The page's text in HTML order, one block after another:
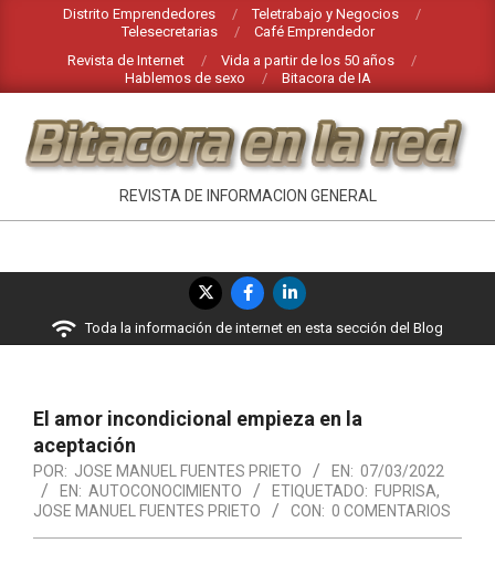
contenido
Distrito Emprendedores
Teletrabajo y Negocios
Telesecretarias
Café Emprendedor
Revista de Internet
Vida a partir de los 50 años
Hablemos de sexo
Bitacora de IA
BITACORA
LA
RED
REVISTA DE INFORMACION GENERAL
navegación
Toda la información de internet en esta sección del Blog
El amor incondicional empieza en la
aceptación
POR: JOSE MANUEL FUENTES PRIETO EN: 07/03/2022
EN: AUTOCONOCIMIENTO ETIQUETADO: FUPRISA,
JOSE MANUEL FUENTES PRIETO
CON: 0 COMENTARIOS